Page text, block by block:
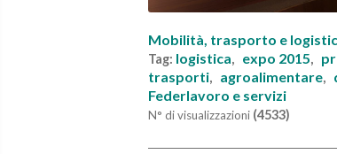
Mobilità, trasporto e
Tag: logistica, expo 2015,
trasporti, agroalimentare,
Federlavoro e servizi
N° di visualizzazioni (4533)